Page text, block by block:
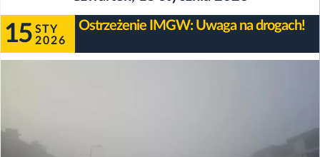
15 STY
2026
Ostrzeżenie IMGW: Uwaga na drogach!